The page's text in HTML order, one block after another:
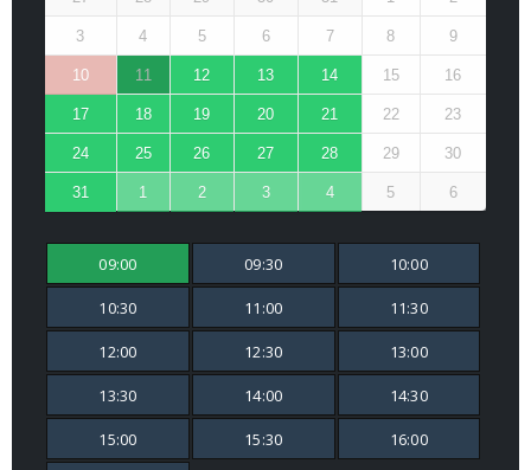
3 4 5 6 7 8 9
10 11 12 13 14 15 16
17 18 19 20 21 22 23
24 25 26 27 28 29 30
31 1 2 3 4 5 6
09:00 09:30 10:00
10:30 11:00 11:30
12:00 12:30 13:00
13:30 14:00 14:30
15:00 15:30 16:00